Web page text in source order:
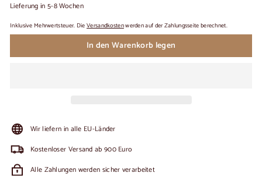
Lieferung in 5-8 Wochen
Inklusive Mehrwertsteuer. DieVersandkostenwerden auf der Zahlungsseite berechnet.
In den Warenkorb legen
Wir liefern in alle EU-Länder
Kostenloser Versand ab 900 Euro
Alle Zahlungen werden sicher verarbeitet